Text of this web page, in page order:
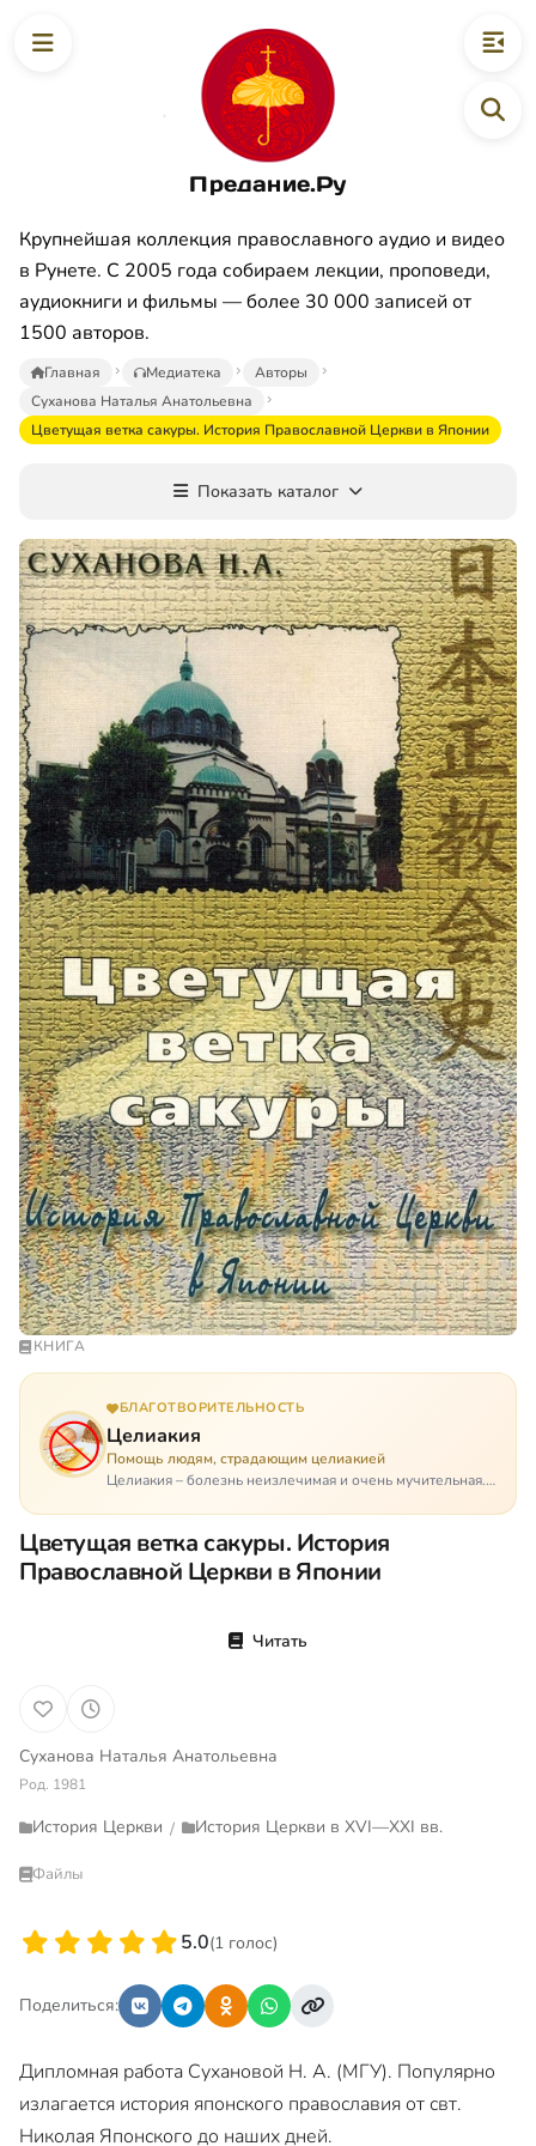
Предание.Ру
Крупнейшая коллекция православного аудио и видео
в Рунете. С 2005 года собираем лекции, проповеди,
аудиокниги и фильмы — более 30 000 записей от
1500 авторов.
Главная Медиатека
Авторы
Суханова Наталья Анатольевна
Цветущая ветка сакуры. История Православной Церкви в Японии
Показать каталог
КНИГА
БЛАГОТВОРИТЕЛЬНОСТЬ
Целиакия
Помощь людям, страдающим целиакией
Целиакия – болезнь неизлечимая и очень мучительная.
целиакией страдает в одиночестве, не представляя
опасности ни для кого, кроме своих п…
Цветущая ветка сакуры. История
Православной Церкви в Японии
Читать
Суханова Наталья Анатольевна
Род. 1981
История Церкви / История Церкви в XVI—XXI вв.
Файлы
5.0(1 голос)
Поделиться:
Дипломная работа Сухановой Н. А. (МГУ). Популярно
излагается история японского православия от свт.
Николая Японского до наших дней.